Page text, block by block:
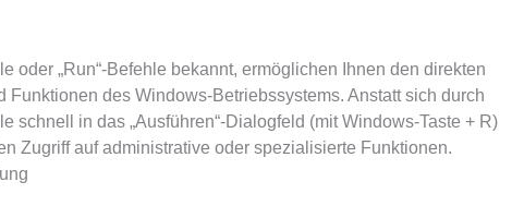
oder „Run“-Befehle bekannt, ermöglichen Ihnen den direkten
des Windows-Betriebssystems. Anstatt sich durch
schnell in das „Ausführen“-Dialogfeld (mit Windows-Taste + R)
Zugriff auf administrative oder spezialisierte Funktionen.